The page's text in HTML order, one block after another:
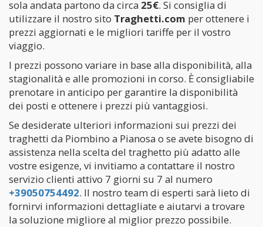
sola andata partono da circa 25€. Si consiglia di
utilizzare il nostro sito Traghetti.com per ottenere i
prezzi aggiornati e le migliori tariffe per il vostro
viaggio.
I prezzi possono variare in base alla disponibilità, alla
stagionalità e alle promozioni in corso. È consigliabile
prenotare in anticipo per garantire la disponibilità
dei posti e ottenere i prezzi più vantaggiosi.
Se desiderate ulteriori informazioni sui prezzi dei
traghetti da Piombino a Pianosa o se avete bisogno di
assistenza nella scelta del traghetto più adatto alle
vostre esigenze, vi invitiamo a contattare il nostro
servizio clienti attivo 7 giorni su 7 al numero
+39050754492. Il nostro team di esperti sarà lieto di
fornirvi informazioni dettagliate e aiutarvi a trovare
la soluzione migliore al miglior prezzo possibile.